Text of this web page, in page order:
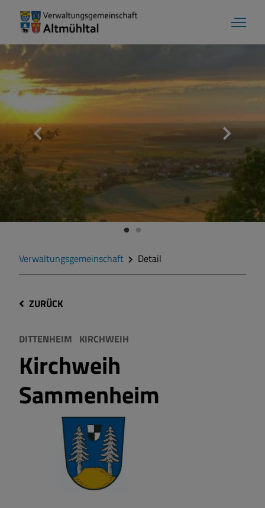
Verwaltungsgemeinschaft Detail
ZURÜCK
DITTENHEIM KIRCHWEIH
Kirchweih
Sammenheim